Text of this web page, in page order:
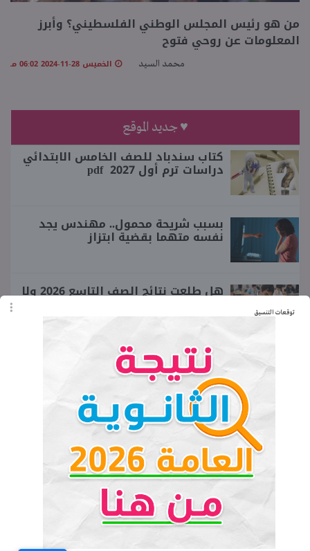
توقعات التنسيق
منوعات
من هو رئيس المجلس الوطني الفلسطيني؟ وأبرز
المعلومات عن روحي فتوح
محمد السيد الخميس 28-11-2024 06:02 مـ
♥ جديد الموقع
كتاب سندباد للصف الخامس الابتدائي
دراسات ترم أول 2027 pdf
بسبب شريحة محمول.. مهندس يجد
نفسه متهما بقضية ابتزاز
هل طلعت نتائج الصف التاسع 2026 ولا
كتاب الشاطر لغة عربية الصف الثاني
الابتدائي ترم أول 2027
كشف حقيقة إدعاء عامل توصيل
لمحاولة سيارة شرطة تتبعه لإنهاء حياته
بالقاهرة
♥ ترند اليوم